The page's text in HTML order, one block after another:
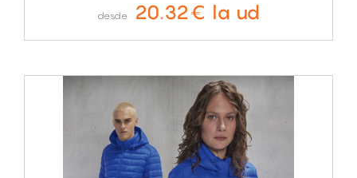
desde 20.32€ la ud